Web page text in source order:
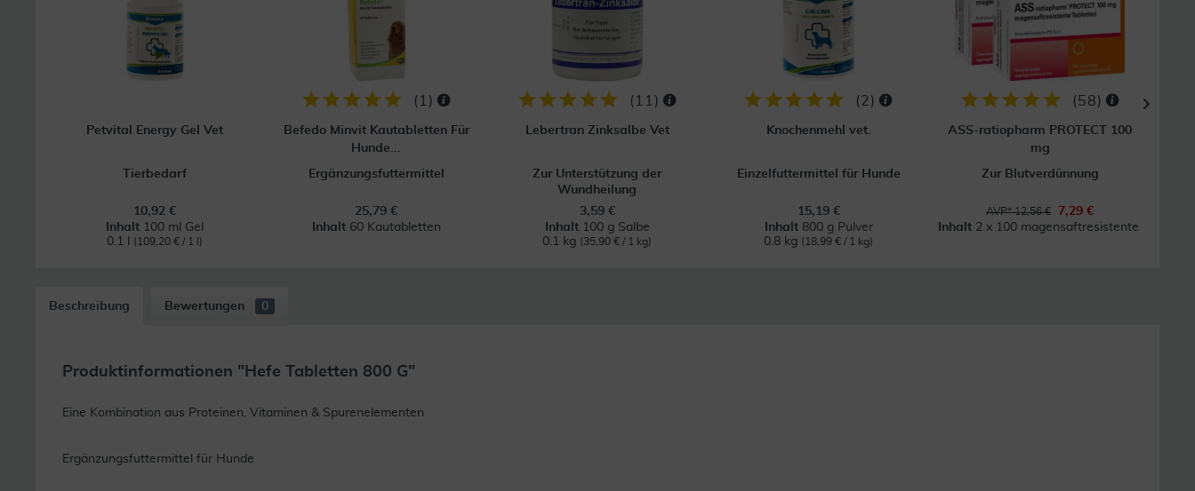
Petvital Energy Gel Vet
Tierbedarf
10,92 €
Inhalt 100 ml Gel
0.1 l
(109,20 € / 1 l)
( 1 )
Befedo Minvit Kautabletten Für
Hunde...
Ergänzungsfuttermittel
25,79 €
Inhalt 60 Kautabletten
( 11 )
Lebertran Zinksalbe Vet
Zur Unterstützung der
Wundheilung
3,59 €
Inhalt 100 g Salbe
0.1 kg (35,90 € / 1 kg)
(2 )
Knochenmehl vet.
Einzelfuttermittel für Hunde
15,19 €
Inhalt 800 g Pulver
0.8 kg (18,99 € / 1 kg)
(58)
ASS-ratiopharm PROTECT 100
mg
Zur Blutverdünnung
AVP* 12,56 €
7,29 €
Inhalt 2 x 100 magensaftresistente Ta
Beschreibung Bewertungen 0
Produktinformationen "Hefe Tabletten 800 G"
Eine Kombination aus Proteinen, Vitaminen & Spurenelementen
Ergänzungsfuttermittel für Hunde